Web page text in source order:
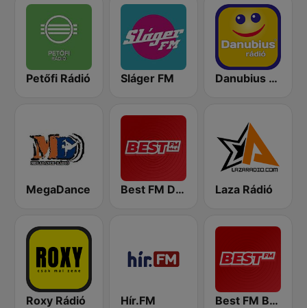
Petőfi Rádió Sláger FM Danubius Rádió
MegaDance Best FM Debrecen Laza Rádió
Roxy Rádió Hír.FM Best FM Budapest